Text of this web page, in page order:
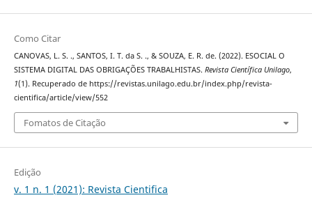
Como Citar
CANOVAS, L. S. ., SANTOS, I. T. da S. ., & SOUZA, E. R. de. (2022). ESOCIAL O
SISTEMA DIGITAL DAS OBRIGAÇÕES TRABALHISTAS. Revista Científica Unilago,
1(1). Recuperado de https://revistas.unilago.edu.br/index.php/revista-
cientifica/article/view/552
Fomatos de Citação
Edição
v. 1 n. 1 (2021): Revista Cientifica